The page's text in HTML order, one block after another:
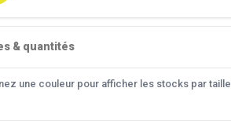
& quantités
une couleur pour afficher les stocks par taille.